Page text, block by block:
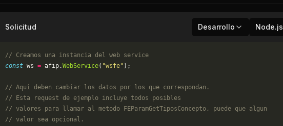
Solicitud Desarrollo Node.js
// Creamos una instancia del web service
const ws = afip.WebService( "wsfe" );
// Aqui deben cambiar los datos por los que correspondan.
// Esta request de ejemplo incluye todos posibles
// valores para llamar al metodo FEParamGetTiposConcepto, puede que algun
// valor sea opcional.